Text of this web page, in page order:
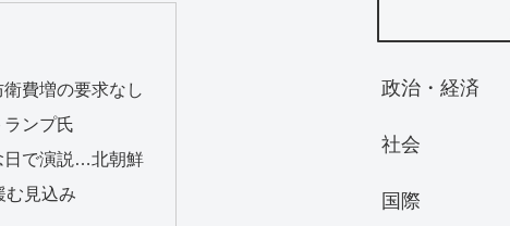
費増の要求なし
ンプ氏
日で演説…北朝鮮
見込み
政治・経済
社会
国際